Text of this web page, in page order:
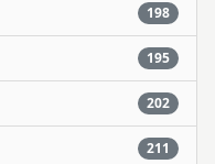
198
195
202
211